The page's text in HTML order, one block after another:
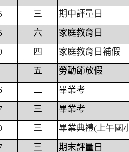
三
期中評量日
六
家庭教育日
四
家庭教育日補假
五
勞動節放假
二
畢業考
三
畢業考
三
畢業典禮(上午國
三
期末評量日